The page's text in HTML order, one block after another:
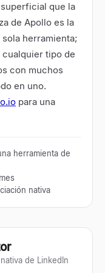
que la
de Apollo es la
herramienta;
tipo de
con muchos
en uno.
para una
herramienta de
nativa
de LinkedIn